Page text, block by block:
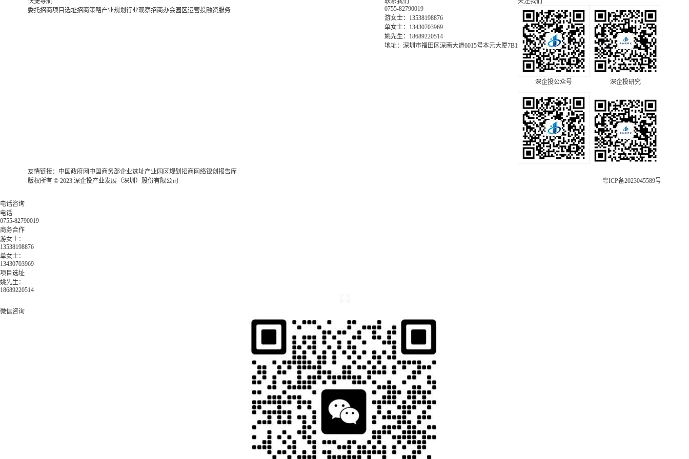
委托招商项目选址招商策略产业规划 行业观察招商办会园区运营投融资服务
0755-82790019
游女士：13538198876
单女士：13430703969
姚先生：18689220514
地址：深圳市福田区深南大道6015号本元大厦7B1
深企投公众号 深企投研究
友情链接： 中国政府网 中国商务部企业选址产业园区规划 招商网络银创报告库
版权所有 © 2023 深企投产业发展（深圳）股份有限公司
粤ICP备2023045589号
电话咨询
电话
0755-82790019
商务合作
游女士：
13538198876
单女士：
13430703969
项目选址
姚先生：
18689220514
微信咨询